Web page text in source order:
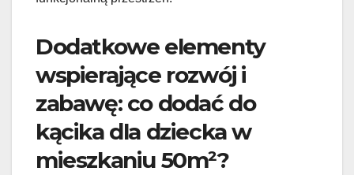
Dodatkowe elementy
wspierające rozwój i
zabawę: co dodać do
kącika dla dziecka w
mieszkaniu 50m²?